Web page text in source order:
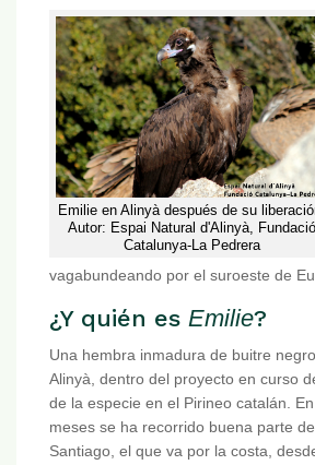
Emilie en Alinyà después de su
Autor: Espai Natural d'Alinyà, Fundació
Catalunya-La Pedrera
vagabundeando por el suroeste de
¿Y quién es Emilie?
Una hembra inmadura de buitre
Alinyà, dentro del proyecto en curso
de la especie en el Pirineo catalán.
meses se ha recorrido buena parte
Santiago, el que va por la costa,